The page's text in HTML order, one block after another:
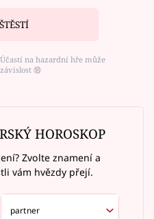
na hazardní hře může
⑱
HOROSKOP
Zvolte znamení a
vám hvězdy přejí.